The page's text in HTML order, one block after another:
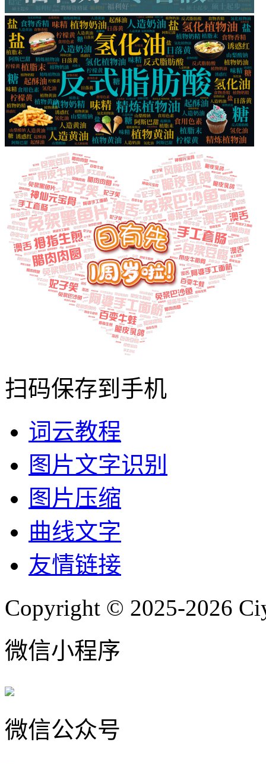
扫码保存到手机
词云教程
图片文字识别
图片压缩
曲线文字
友情链接
Copyright © 2025-2026
微信小程序
微信公众号